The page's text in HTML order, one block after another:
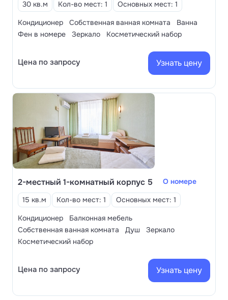
и лечебной аппаратурой, используют для
процедур климатотерапию, бальнеологию,
грязелечение, массажи и физиотерапию, методы
Галечный пляж оборудован душевыми,
раздевалками, туалетами, навесами и лежаками,
шезлонгами. К услугам отдыхающих работает
30 кв.м
Кол-во мест: 1
Основных мест: 1
Кондиционер
Собственная ванная комната
Ванна
Фен в номере
Зеркало Косметический набор
Цена по запросу Узнать цену
2-местный 1-комнатный корпус 5
О номере
15 кв.м
Кол-во мест: 1
Основных мест: 1
Кондиционер
Балконная мебель
Собственная ванная комната
Душ
Зеркало
Косметический набор
Цена по запросу Узнать цену